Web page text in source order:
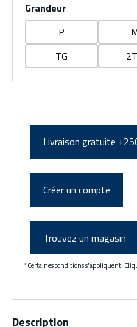
Grandeur
P
TG
Livraison gratuite
Créer un compte
Trouvez un magasin
*Certaines conditions s'appliquent.
Description